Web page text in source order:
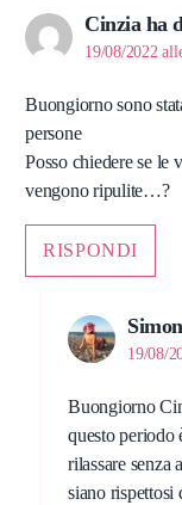
Cinzia ha
19/08/2022
Buongiorno sono
persone
Posso chiedere se le
vengono ripulite…?
RISPONDI
19/08/
Buongiorno
questo
rilassare senza
siano rispettosi